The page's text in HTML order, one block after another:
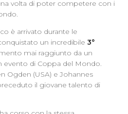
volta di poter competere con i
è arrivato durante le
un incredibile 3°
mai raggiunto da un
evento di Coppa del Mondo.
Ogden (USA) e Johannes
il giovane talento di